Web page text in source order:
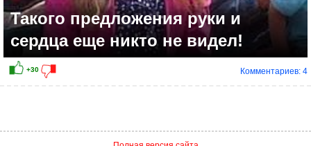
Такого предложения руки и
сердца еще никто не видел!
Комментариев: 4